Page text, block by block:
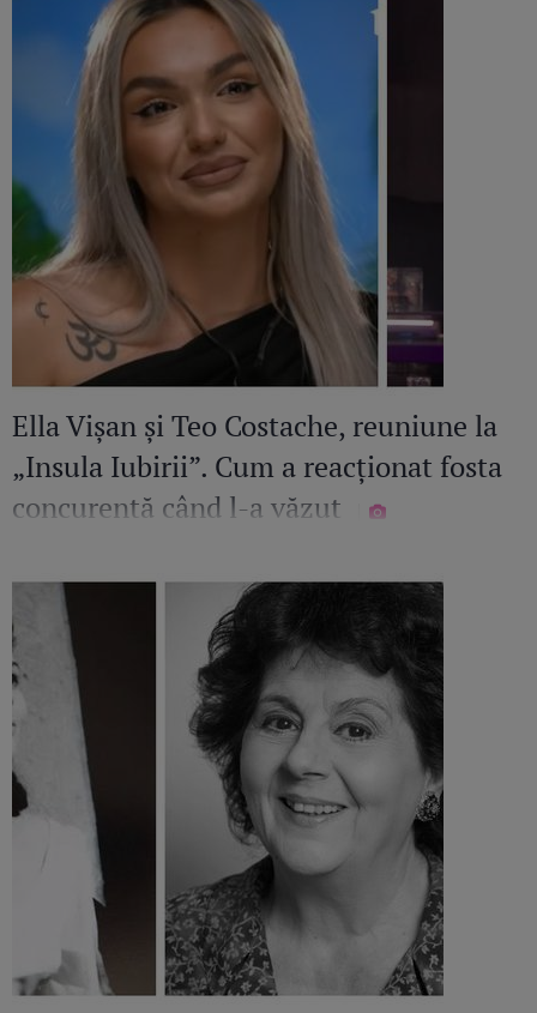
Ella Vișan și Teo Costache, reuniune la
„Insula Iubirii”. Cum a reacționat fosta
concurentă când l-a văzut